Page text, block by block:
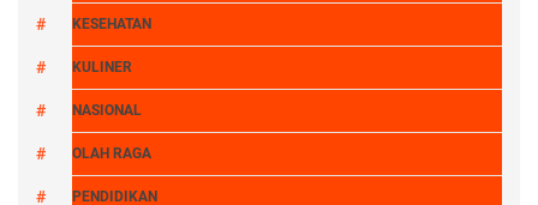
KESEHATAN
KULINER
NASIONAL
OLAH RAGA
PENDIDIKAN